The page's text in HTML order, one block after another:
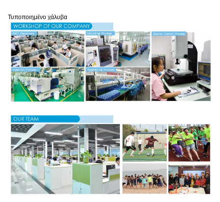
Τυποποιημένο χάλυβα